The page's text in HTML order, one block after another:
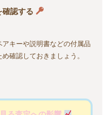
確認する
キーや説明書などの付属品
確認しておきましょう。